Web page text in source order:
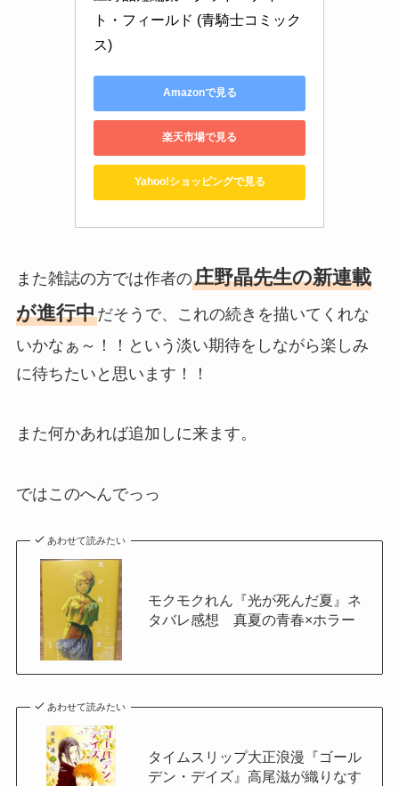
ト・フィールド (青騎士コミック
ス)
Amazonで見る
楽天市場で見る
Yahoo!ショッピングで見る
また雑誌の方では作者の庄野晶先生の新連載
が進行中だそうで、これの続きを描いてくれな
いかなぁ～！！という淡い期待をしながら楽しみ
に待ちたいと思います！！
また何かあれば追加しに来ます。
ではこのへんでっっ
あわせて読みたい
モクモクれん『光が死んだ夏』ネ
タバレ感想 真夏の青春×ホラー
あわせて読みたい
タイムスリップ大正浪漫『ゴール
デン・デイズ』高尾滋が織りなす